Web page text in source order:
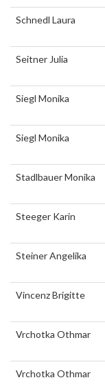
Schnedl Laura
Seitner Julia
Siegl Monika
Siegl Monika
Stadlbauer Monika
Steeger Karin
Steiner Angelika
Vincenz Brigitte
Vrchotka Othmar
Vrchotka Othmar